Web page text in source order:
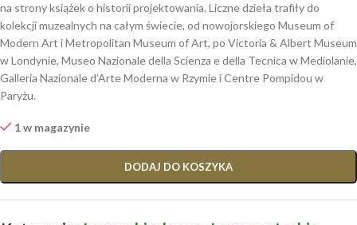
na strony książek o historii projektowania. Liczne dzieła trafiły do ​​
kolekcji muzealnych na całym świecie, od nowojorskiego Museum of
Modern Art i Metropolitan Museum of Art, po Victoria & Albert Museum
w Londynie, Museo Nazionale della Scienza e della Tecnica w Mediolanie,
Galleria Nazionale d’Arte Moderna w Rzymie i Centre Pompidou w
Paryżu.
1 w magazynie
DODAJ DO KOSZYKA